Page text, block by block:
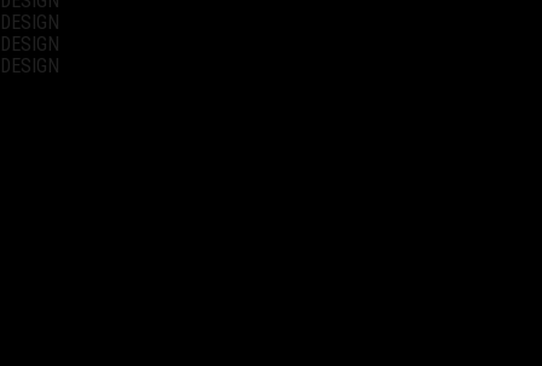
DESIGN
DESIGN
DESIGN